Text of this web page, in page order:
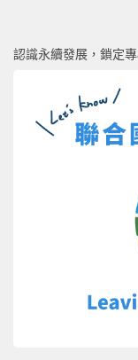
認識永續發展，鎖定專